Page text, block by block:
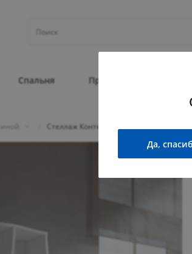
Спальня Прихожая
Стеллаж Контемпо КТ-01 белый
Да,